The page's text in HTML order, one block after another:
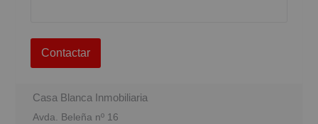
Contactar
Casa Blanca Inmobiliaria
Avda. Beleña nº 16